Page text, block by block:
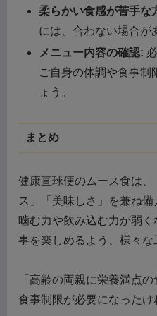
柔らかい食感が苦手な
には、合わない場合が
メニュー内容の確認:
ご自身の体調や食事制
ょう。
まとめ
健康直球便のムース食は
ス」「美味しさ」を兼ね備
噛む力や飲み込む力が弱
事を楽しめるよう、様々な
「高齢の両親に栄養満点
食事制限が必要になったけ